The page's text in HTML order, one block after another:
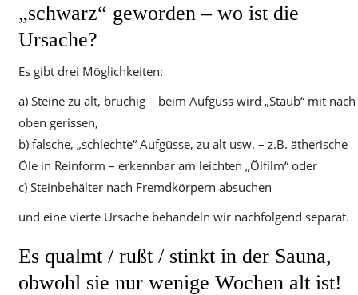
„schwarz“ geworden – wo ist die
Ursache?
Es gibt drei Möglichkeiten:
a) Steine zu alt, brüchig – beim Aufguss wird „Staub“ mit nach
oben gerissen,
b) falsche, „schlechte“ Aufgüsse, zu alt usw. – z.B. ätherische
Öle in Reinform – erkennbar am leichten „Ölfilm“ oder
c) Steinbehälter nach Fremdkörpern absuchen
und eine vierte Ursache behandeln wir nachfolgend separat.
Es qualmt / rußt / stinkt in der Sauna,
obwohl sie nur wenige Wochen alt ist!